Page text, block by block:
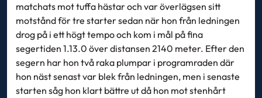
matchats mot tuffa hästar och var överlägsen sitt
motstånd för tre starter sedan när hon från ledningen
drog på i ett högt tempo och kom i mål på fina
segertiden 1.13.0 över distansen 2140 meter. Efter den
segern har hon två raka plumpar i programraden där
hon näst senast var blek från ledningen, men i senaste
starten såg hon klart bättre ut då hon mot stenhårt